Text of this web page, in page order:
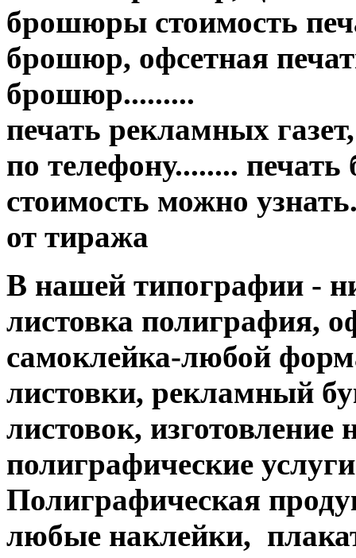
брошюры стоимость
брошюр, офсетная
брошюр.........
печать рекламных
по телефону........
стоимость можно
от тиража
В нашей типографии -
листовка полиграфия,
самоклейка-любой
листовки, рекламный
листовок,
полиграфические
Полиграфическая
любые наклейки,